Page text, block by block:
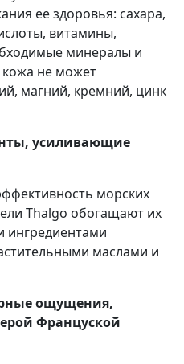
ее здоровья: сахара,
витамины,
минералы и
не может
магний, кремний, цинк
усиливающие
морских
Thalgo обогащают их
ингредиентами
маслами и
ощущения,
Француской